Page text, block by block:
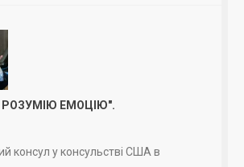
РОЗУМІЮ ЕМОЦІЮ".
консул у консульстві США в